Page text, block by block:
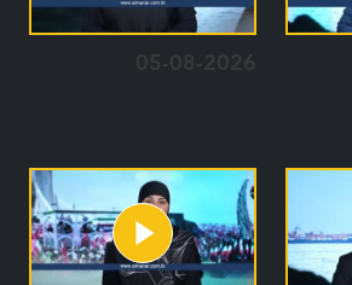
05-08-2026